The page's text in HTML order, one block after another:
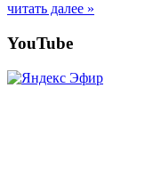
читать далее »
Posts
YouTube